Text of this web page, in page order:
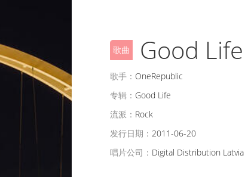
歌曲 Good Life
歌手： OneRepublic
专辑： Good Life
流派： Rock
发行日期：2011-06-20
唱片公司： Digital Distribution Latvia